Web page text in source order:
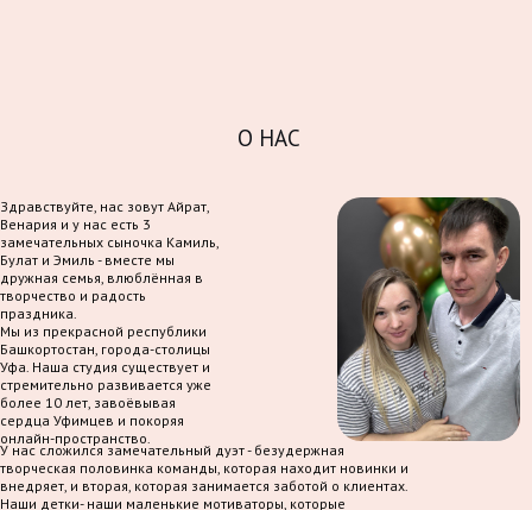
О НАС
Здравствуйте, нас зовут Айрат,
Венария и у нас есть 3
замечательных сыночка Камиль,
Булат и Эмиль - вместе мы
дружная семья, влюблённая в
творчество и радость
праздника.
Мы из прекрасной республики
Башкортостан, города-столицы
Уфа. Наша студия существует и
стремительно развивается уже
более 10 лет, завоёвывая
сердца Уфимцев и покоряя
онлайн-пространство.
У нас сложился замечательный дуэт - безудержная
творческая половинка команды, которая находит новинки и
внедряет, и вторая, которая занимается заботой о клиентах.
Наши детки- наши маленькие мотиваторы, которые